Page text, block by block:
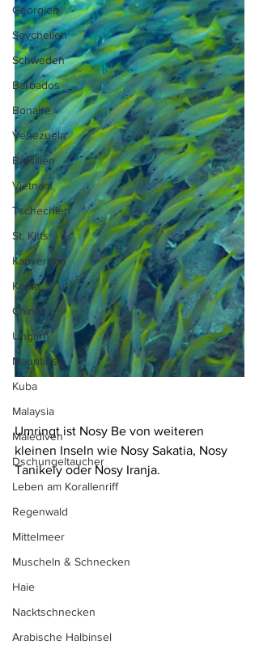
Georgien
Seychellen
Schweden
Barbados
Bonaire
Venezuela
Brasilien
Vietnam
Tschechien
St. Kitts
Kapverden
Kenia
China
Ungarn
Mauritius
Kuba
Malaysia
Malediven
Dschungeltaucher
Leben am Korallenriff
Regenwald
Mittelmeer
Muscheln & Schnecken
Haie
Nacktschnecken
Arabische Halbinsel
Umringt ist Nosy Be von weiteren
kleinen Inseln wie Nosy Sakatia, Nosy
Tanikely oder Nosy Iranja.